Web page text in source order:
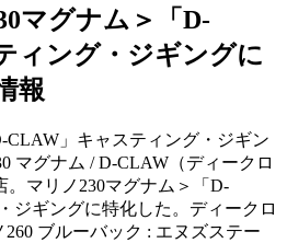
マグナム＞「D-
ィング・ジギングに
報
CLAW」キャスティング・ジギン
マグナム / D-CLAW（ディークロ
。マリノ230マグナム＞「D-
ジギングに特化した。ディークロ
ブルーバック : エヌズステー